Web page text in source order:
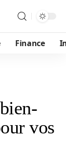
Finance
vos